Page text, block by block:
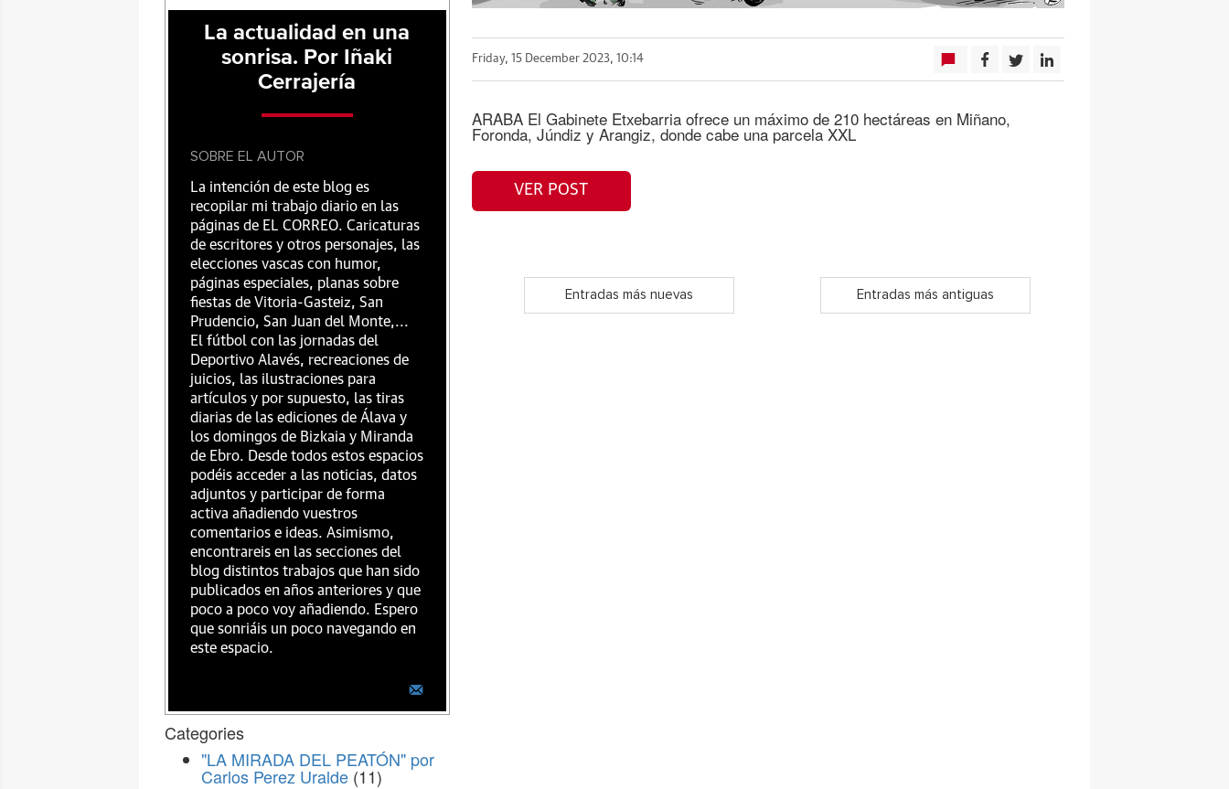
Friday, 15 December 2023, 10:14
ARABA El Gabinete Etxebarria ofrece un máximo de 210 hectáreas en Miñano,
Foronda, Júndiz y Arangiz, donde cabe una parcela XXL
VER POST
Entradas más nuevas Entradas más antiguas
La actualidad en una
sonrisa. Por Iñaki
Cerrajería
SOBRE EL AUTOR
La intención de este blog es
recopilar mi trabajo diario en las
páginas de EL CORREO. Caricaturas
de escritores y otros personajes, las
elecciones vascas con humor,
páginas especiales, planas sobre
fiestas de Vitoria-Gasteiz, San
Prudencio, San Juan del Monte,...
El fútbol con las jornadas del
Deportivo Alavés, recreaciones de
juicios, las ilustraciones para
artículos y por supuesto, las tiras
diarias de las ediciones de Álava y
los domingos de Bizkaia y Miranda
de Ebro. Desde todos estos espacios
podéis acceder a las noticias, datos
adjuntos y participar de forma
activa añadiendo vuestros
comentarios e ideas. Asimismo,
encontrareis en las secciones del
blog distintos trabajos que han sido
publicados en años anteriores y que
poco a poco voy añadiendo. Espero
que sonriáis un poco navegando en
este espacio.
Categories
"LA MIRADA DEL PEATÓN" por
Carlos Perez Uralde (11)